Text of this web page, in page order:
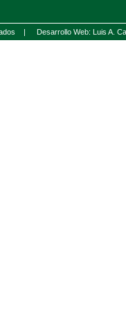
| Desarrollo Web: Luis